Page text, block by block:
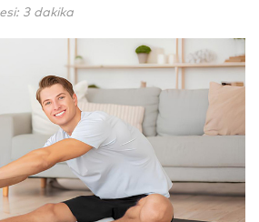
3 dakika